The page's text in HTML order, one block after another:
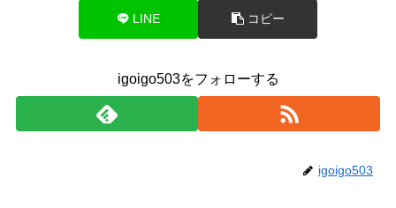
LINE コピー
igoigo503をフォローする
igoigo503